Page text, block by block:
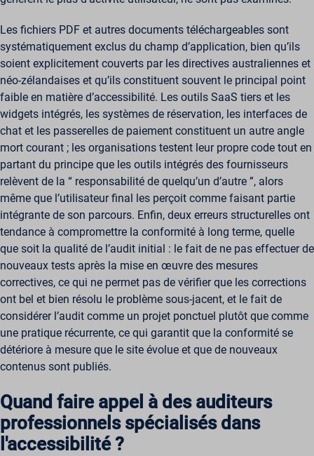
Les fichiers PDF et autres documents téléchargeables sont
systématiquement exclus du champ d’application, bien qu’ils
soient explicitement couverts par les directives australiennes et
néo-zélandaises et qu’ils constituent souvent le principal point
faible en matière d’accessibilité. Les outils SaaS tiers et les
widgets intégrés, les systèmes de réservation, les interfaces de
chat et les passerelles de paiement constituent un autre angle
mort courant ; les organisations testent leur propre code tout en
partant du principe que les outils intégrés des fournisseurs
relèvent de la “ responsabilité de quelqu’un d’autre ”, alors
même que l’utilisateur final les perçoit comme faisant partie
intégrante de son parcours. Enfin, deux erreurs structurelles ont
tendance à compromettre la conformité à long terme, quelle
que soit la qualité de l’audit initial : le fait de ne pas effectuer de
nouveaux tests après la mise en œuvre des mesures
correctives, ce qui ne permet pas de vérifier que les corrections
ont bel et bien résolu le problème sous-jacent, et le fait de
considérer l’audit comme un projet ponctuel plutôt que comme
une pratique récurrente, ce qui garantit que la conformité se
détériore à mesure que le site évolue et que de nouveaux
contenus sont publiés.
Quand faire appel à des auditeurs
professionnels spécialisés dans
l'accessibilité ?